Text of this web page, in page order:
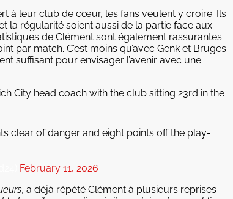
à leur club de cœur, les fans veulent y croire. Ils
la régularité soient aussi de la partie face aux
de Clément sont également rassurantes
par match. C’est moins qu’avec Genk et Bruges
suffisant pour envisager l’avenir avec une
City head coach with the club sitting 23rd in the
clear of danger and eight points off the play-
February 11, 2026
, a déjà répété Clément à plusieurs reprises